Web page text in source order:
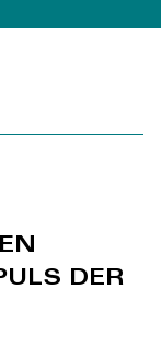
DER